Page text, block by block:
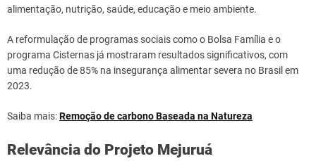
alimentação, nutrição, saúde, educação e meio ambiente.
A reformulação de programas sociais como o Bolsa Família e o
programa Cisternas já mostraram resultados significativos, com
uma redução de 85% na insegurança alimentar severa no Brasil em
2023.
Saiba mais:Remoção de carbono Baseada na Natureza
Relevância do Projeto Mejuruá